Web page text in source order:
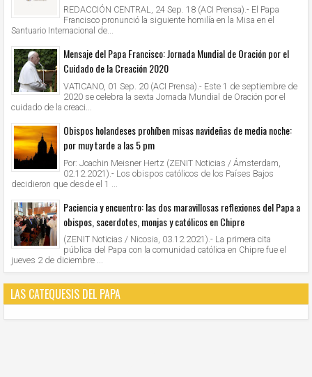
REDACCIÓN CENTRAL, 24 Sep. 18 (ACI Prensa).- El Papa
Francisco pronunció la siguiente homilía en la Misa en el
Santuario Internacional de...
Mensaje del Papa Francisco: Jornada Mundial de Oración por el
Cuidado de la Creación 2020
VATICANO, 01 Sep. 20 (ACI Prensa).- Este 1 de septiembre de
2020 se celebra la sexta Jornada Mundial de Oración por el
cuidado de la creaci...
Obispos holandeses prohíben misas navideñas de media noche:
por muy tarde a las 5 pm
Por: Joachin Meisner Hertz (ZENIT Noticias / Ámsterdam,
02.12.2021).- Los obispos católicos de los Países Bajos
decidieron que desde el 1 ...
Paciencia y encuentro: las dos maravillosas reflexiones del Papa a
obispos, sacerdotes, monjas y católicos en Chipre
(ZENIT Noticias / Nicosia, 03.12.2021).- La primera cita
pública del Papa con la comunidad católica en Chipre fue el
jueves 2 de diciembre ...
LAS CATEQUESIS DEL PAPA